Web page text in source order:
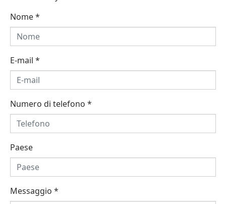
Nome*
E-mail *
Numero di telefono *
Paese
Messaggio *